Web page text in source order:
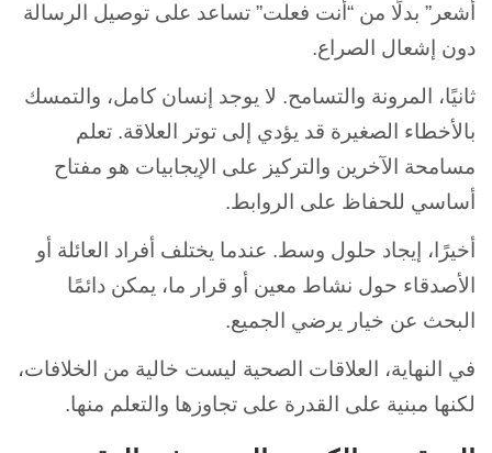
أشعر” بدلًا من “أنت فعلت” تساعد على توصيل الرسالة
دون إشعال الصراع.
ثانيًا، المرونة والتسامح. لا يوجد إنسان كامل، والتمسك
بالأخطاء الصغيرة قد يؤدي إلى توتر العلاقة. تعلم
مسامحة الآخرين والتركيز على الإيجابيات هو مفتاح
أساسي للحفاظ على الروابط.
أخيرًا، إيجاد حلول وسط. عندما يختلف أفراد العائلة أو
الأصدقاء حول نشاط معين أو قرار ما، يمكن دائمًا
البحث عن خيار يرضي الجميع.
في النهاية، العلاقات الصحية ليست خالية من الخلافات،
لكنها مبنية على القدرة على تجاوزها والتعلم منها.